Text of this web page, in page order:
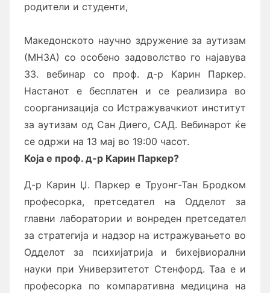
родители и студенти,
Македонското научно здружение за аутизам
(МНЗА) со особено задоволство го најавува
33. вебинар со проф. д-р Карин Паркер.
Настанот е бесплатен и се реализира во
соорганизација со Истражувачкиот институт
за аутизам од Сан Диего, САД. Вебинарот ќе
се одржи на 13 мај во 19:00 часот.
Која е проф. д-р Карин Паркер?
Д-р Карин Џ. Паркер е Труонг-Тан Бродком
професорка, претседател на Одделот за
главни лаборатории и вонреден претседател
за стратегија и надзор на истражувањето во
Одделот за психијатрија и бихејвиорални
науки при Универзитетот Стенфорд. Таа е и
професорка по компаративна медицина на